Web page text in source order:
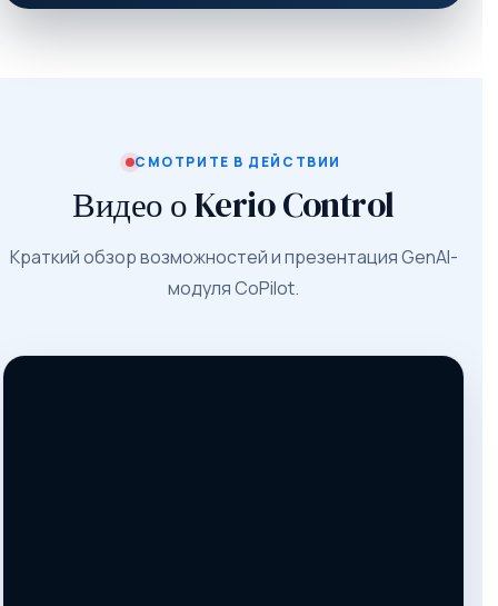
СМОТРИТЕ В ДЕЙСТВИИ
Видео о Kerio Control
Краткий обзор возможностей и презентация GenAI-
модуля CoPilot.